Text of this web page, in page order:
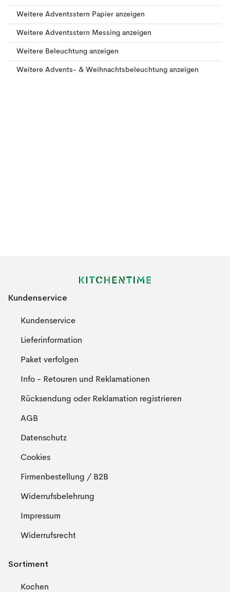
Weitere Adventsstern Papier anzeigen
Weitere Adventsstern Messing anzeigen
Weitere Beleuchtung anzeigen
Weitere Advents- & Weihnachtsbeleuchtung anzeigen
Kundenservice
Kundenservice
Lieferinformation
Paket verfolgen
Info - Retouren und Reklamationen
Rücksendung oder Reklamation registrieren
AGB
Datenschutz
Cookies
Firmenbestellung / B2B
Widerrufsbelehrung
Impressum
Widerrufsrecht
Sortiment
Kochen